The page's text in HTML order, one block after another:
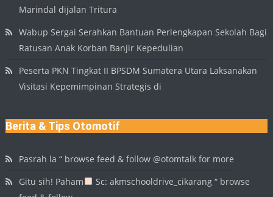
Marindal dijalan Tritura
Wabup Sergai Serahkan Bantuan Perlengkapan Sekolah Bagi
Ratusan Anak Korban Banjir Kepedulian
Peserta PKN Tingkat II BPSDM Sumatera Utara Laksanakan
Visitasi Kepemimpinan Strategis di
Berita & Tips Otomotif
Pasrah la “ browse feed & follow @otomtalk for more
Gitu sih! Paham
Sc: akmschooldrive_cikarang “ browse